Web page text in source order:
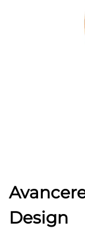
Design